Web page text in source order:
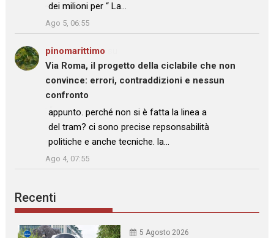
dei milioni per “ La…
”
Ago 5, 06:55
pinomarittimo
Via Roma, il progetto della ciclabile che non
convince: errori, contraddizioni e nessun
confronto
: “
appunto. perché non si è fatta la linea a
del tram? ci sono precise repsonsabilità
politiche e anche tecniche. la…
”
Ago 4, 07:55
Recenti
5 Agosto 2026